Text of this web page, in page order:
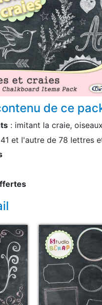
de ce
: imitant la craie,
et l'autre de 78 lettres